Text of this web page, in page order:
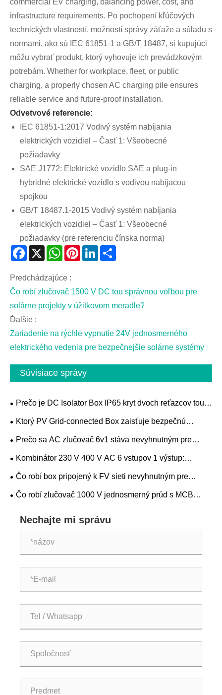
commercial EV charging, balancing power, cost, and
infrastructure requirements. Po pochopení kľúčových
technických vlastností, možností správy záťaže a súladu s
normami, ako sú IEC 61851-1 a GB/T 18487, si kupujúci
môžu vybrať produkt, ktorý vyhovuje ich prevádzkovým
potrebám. Whether for workplace, fleet, or public
charging, a properly chosen AC charging pile ensures
reliable service and future-proof installation.
Odvetvové referencie:
IEC 61851-1:2017 Vodivý systém nabíjania
elektrických vozidiel – Časť 1: Všeobecné
požiadavky
SAE J1772: Elektrické vozidlo SAE a plug-in
hybridné elektrické vozidlo s vodivou nabíjacou
spojkou
GB/T 18487.1-2015 Vodivý systém nabíjania
elektrických vozidiel – Časť 1: Všeobecné
požiadavky (pre referenciu čínska norma)
Facebook
X WhatsAppPinterestLinkedIn
Predchádzajúce :
Čo robí zlučovač 1500 V DC tou správnou voľbou pre
solárne projekty v úžitkovom meradle?
Ďalšie :
Zariadenie na rýchle vypnutie 24V jednosmerného
elektrického vedenia pre bezpečnejšie solárne systémy
Súvisiace správy
Prečo je DC Isolator Box IP65 kryt dvoch reťazcov tou
správnou voľbou pre spoľahlivú ochranu solárneho
Ktorý PV Grid-connected Box zaisťuje bezpečnú
integráciu do siete
Prečo sa AC zlučovač 6v1 stáva nevyhnutným pre
moderné solárne energetické systémy
Kombinátor 230 V 400 V AC 6 vstupov 1 výstup:
Sprievodca výberom kľúčov
Čo robí box pripojený k FV sieti nevyhnutným pre
solárne energetické systémy
Čo robí zlučovač 1000 V jednosmerný prúd s MCB
Nechajte mi správu